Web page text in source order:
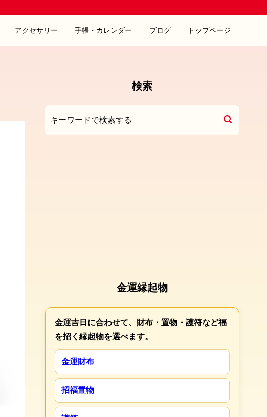
アクセサリー 手帳・カレンダー ブログ トップページ
検索
金運縁起物
金運吉日に合わせて、財布・置物・護符など福
を招く縁起物を選べます。
金運財布
招福置物